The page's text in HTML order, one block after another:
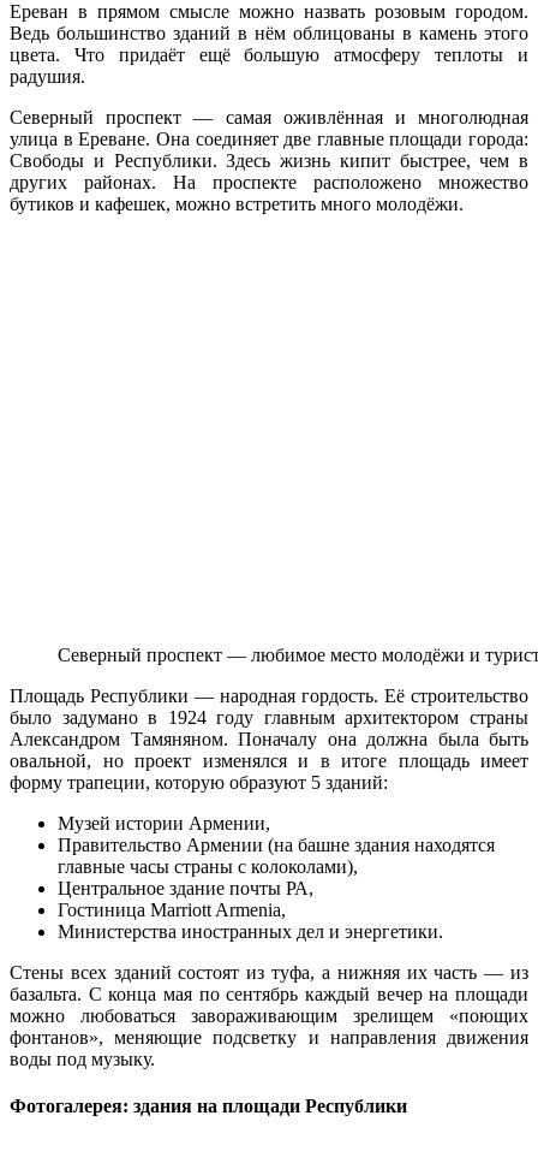
Ереван в прямом смысле можно назвать розовым городом.
Ведь большинство зданий в нём облицованы в камень этого
цвета. Что придаёт ещё большую атмосферу теплоты и
радушия.
Северный проспект — самая оживлённая и многолюдная
улица в Ереване. Она соединяет две главные площади города:
Свободы и Республики. Здесь жизнь кипит быстрее, чем в
других районах. На проспекте расположено множество
бутиков и кафешек, можно встретить много молодёжи.
Северный проспект — любимое место молодёжи и
Площадь Республики — народная гордость. Её строительство
было задумано в 1924 году главным архитектором страны
Александром Тамяняном. Поначалу она должна была быть
овальной, но проект изменялся и в итоге площадь имеет
форму трапеции, которую образуют 5 зданий:
Музей истории Армении,
Правительство Армении (на башне здания находятся
главные часы страны с колоколами),
Центральное здание почты РА,
Гостиница Marriott Armenia,
Министерства иностранных дел и энергетики.
Стены всех зданий состоят из туфа, а нижняя их часть — из
базальта. С конца мая по сентябрь каждый вечер на площади
можно любоваться завораживающим зрелищем «поющих
фонтанов», меняющие подсветку и направления движения
воды под музыку.
Фотогалерея: здания на площади Республики